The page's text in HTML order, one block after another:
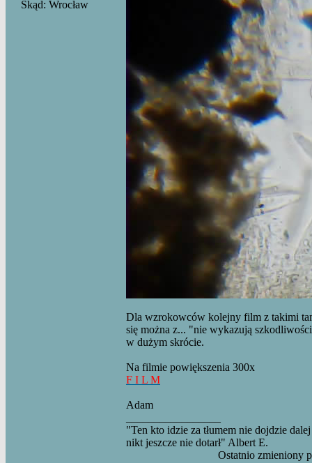
Skąd: Wrocław
Dla wzrokowców kolejny film z takimi
się można z... "nie wykazują
w dużym skrócie.
Na filmie powiększenia 300x
F I L M
Adam
"Ten kto idzie za tłumem nie dojdzie
nikt jeszcze nie dotarł" Albert E.
Ostatnio zmieniony